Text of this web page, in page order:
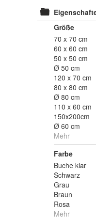
Größe
70 x 70 cm
60 x 60 cm
50 x 50 cm
Ø 50 cm
120 x 70 cm
80 x 80 cm
Ø 80 cm
110 x 60 cm
150x200cm
Ø 60 cm
Mehr
Farbe
Buche klar
Schwarz
Grau
Braun
Rosa
Mehr